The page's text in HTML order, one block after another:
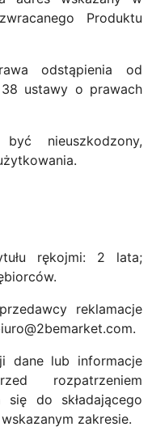
Produktu
odstąpienia od
ustawy o prawach
nieuszkodzony,
rękojmi: 2 lata;
reklamacje
dane lub informacje
rozpatrzeniem
się do składającego
zakresie.